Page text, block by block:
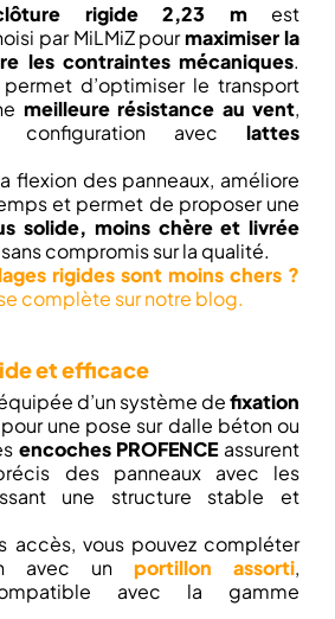
rigide 2,23 mest
par MiLMiZ pourmaximiser la
les contraintes mécaniques.
d’optimiser le transport
meilleure résistance au vent,
configuration avec lattes
flexion des panneaux, améliore
et permet de proposer une
solide, moins chère et livrée
sans compromis sur la qualité.
rigides sont moins chers ?
complète sur notre blog.
et efficace
d’un système defixation
une pose sur dalle béton ou
encoches PROFENCE assurent
des panneaux avec les
une structure stable et
accès, vous pouvez compléter
avec un portillon assorti,
avec la gamme